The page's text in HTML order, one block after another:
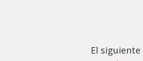
El siguiente